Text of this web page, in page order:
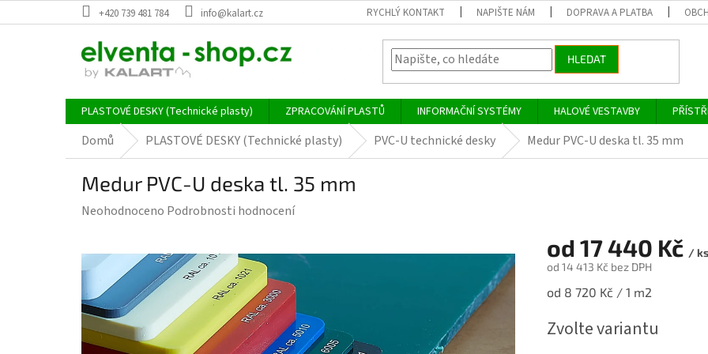
na
+420 739 481 784 info@kalart.cz RYCHLÝ KONTAKT NAPIŠTE NÁM DOPRAVA A PLATBA
HLEDAT
PLASTOVÉ DESKY (Technické plasty) ZPRACOVÁNÍ PLASTŮ INFORMAČNÍ SYSTÉMY HALOVÉ VESTAVBY
Domů PLASTOVÉ DESKY (Technické plasty) PVC-U technické desky Medur PVC-U deska tl. 35 mm
Medur PVC-U deska tl. 35 mm
Průměrné
z
5
hvězdiček.
Neohodnoceno Podrobnosti hodnocení
od 17 440 Kč / ks
od 14 413 Kč bez DPH
Měrná
od 8 720 Kč / 1 m2
Zvolte variantu